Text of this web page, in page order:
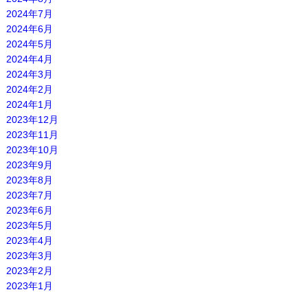
2024年7月
2024年6月
2024年5月
2024年4月
2024年3月
2024年2月
2024年1月
2023年12月
2023年11月
2023年10月
2023年9月
2023年8月
2023年7月
2023年6月
2023年5月
2023年4月
2023年3月
2023年2月
2023年1月